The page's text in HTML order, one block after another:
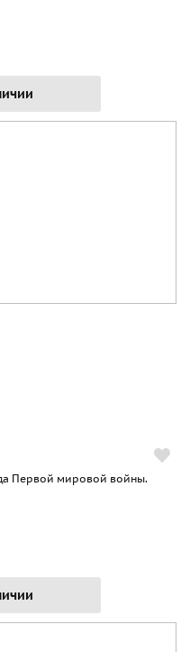
Первой мировой войны.